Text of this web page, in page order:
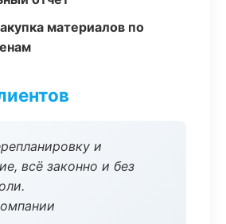
материалов по
и
всё законно и без